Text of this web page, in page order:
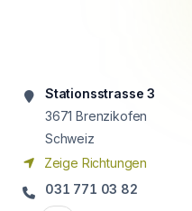
Stationsstrasse 3
3671 Brenzikofen
Schweiz
Zeige Richtungen
031 771 03 82